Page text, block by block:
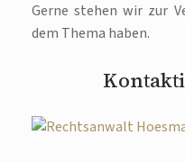
Gerne stehen wir zur
dem Thema haben.